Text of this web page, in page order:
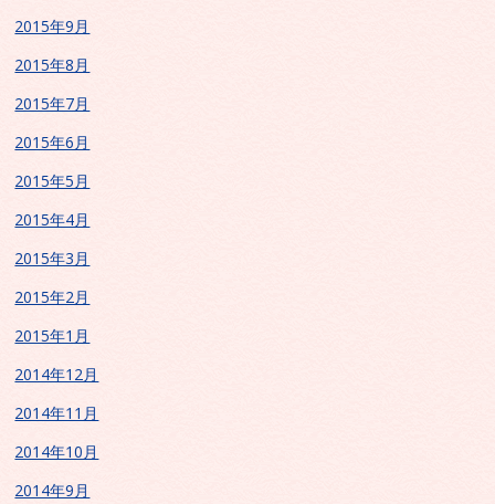
2015年9月
2015年8月
2015年7月
2015年6月
2015年5月
2015年4月
2015年3月
2015年2月
2015年1月
2014年12月
2014年11月
2014年10月
2014年9月